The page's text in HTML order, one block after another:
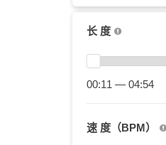
管弦
放松
轻柔
长 度
00:11 — 04:54
速 度（BPM）